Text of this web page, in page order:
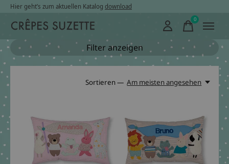
Hier geht’s zum aktuellen Katalog download
0items
Filter anzeigen
Sortieren — Am meisten angesehen